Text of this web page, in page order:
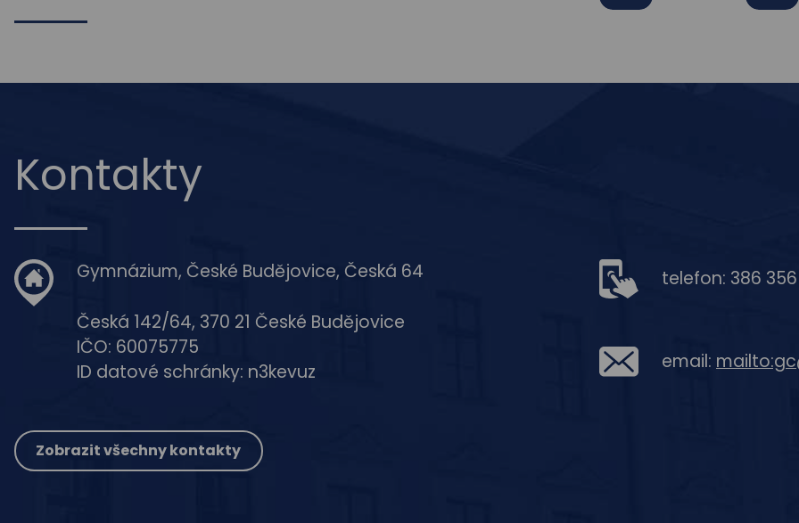
Kontakty
Gymnázium, České Budějovice, Česká 64
Česká 142/64, 370 21 České Budějovice
IČO: 60075775
ID datové schránky: n3kevuz
telefon: 386
email:
Zobrazit všechny kontakty